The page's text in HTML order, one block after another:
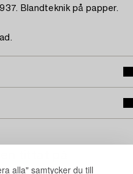
alla" samtycker du till
Blandteknik på papper.